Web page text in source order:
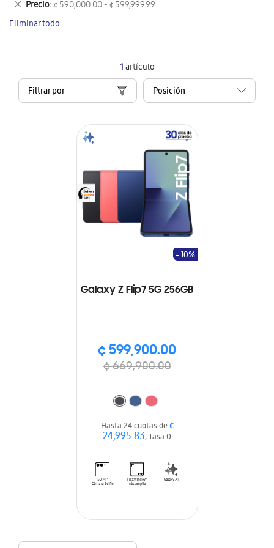
1artículo
Filtrar por
Galaxy Z Flip7 5G 256GB
¢ 599,900.00
¢ 669,900.00
- 10%
Hasta 24 cuotas de¢
24,995.83, Tasa 0
artículo
Precio ¢ 590,000.00 - ¢ 599,999.99
Eliminar
este
artículo
Eliminar todo